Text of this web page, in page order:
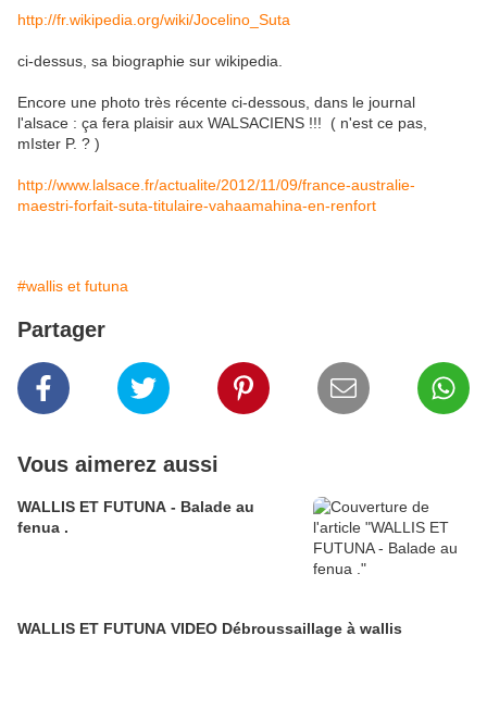
http://fr.wikipedia.org/wiki/Jocelino_Suta
ci-dessus, sa biographie sur wikipedia.
Encore une photo très récente ci-dessous, dans le journal
l'alsace : ça fera plaisir aux WALSACIENS !!! ( n'est ce pas,
mIster P. ? )
http://www.lalsace.fr/actualite/2012/11/09/france-australie-
maestri-forfait-suta-titulaire-vahaamahina-en-renfort
#wallis et futuna
Partager
Vous aimerez aussi
WALLIS ET FUTUNA - Balade au
fenua .
WALLIS ET FUTUNA VIDEO Débroussaillage à wallis